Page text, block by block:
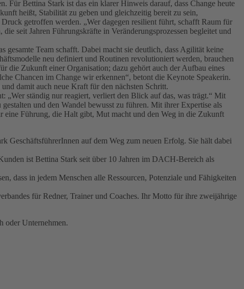
Für Bettina Stark ist das ein klarer Hinweis darauf, dass Change heute
heißt, Stabilität zu geben und gleichzeitig bereit zu sein,
getroffen werden. „Wer dagegen resilient führt, schafft Raum für
seit Jahren Führungskräfte in Veränderungsprozessen begleitet und
Team schafft. Dabei macht sie deutlich, dass Agilität keine
neu definiert und Routinen revolutioniert werden, brauchen
die Zukunft einer Organisation; dazu gehört auch der Aufbau eines
Chancen im Change wir erkennen“, betont die Keynote Speakerin.
damit auch neue Kraft für den nächsten Schritt.
„Wer ständig nur reagiert, verliert den Blick auf das, was trägt.“ Mit
und den Wandel bewusst zu führen. Mit ihrer Expertise als
eine Führung, die Halt gibt, Mut macht und den Weg in die Zukunft
GeschäftsführerInnen auf dem Weg zum neuen Erfolg. Sie hält dabei
ist Bettina Stark seit über 10 Jahren im DACH-Bereich als
dass in jedem Menschen alle Ressourcen, Potenziale und Fähigkeiten
für Redner, Trainer und Coaches. Ihr Motto für ihre zweijährige
oder Unternehmen.